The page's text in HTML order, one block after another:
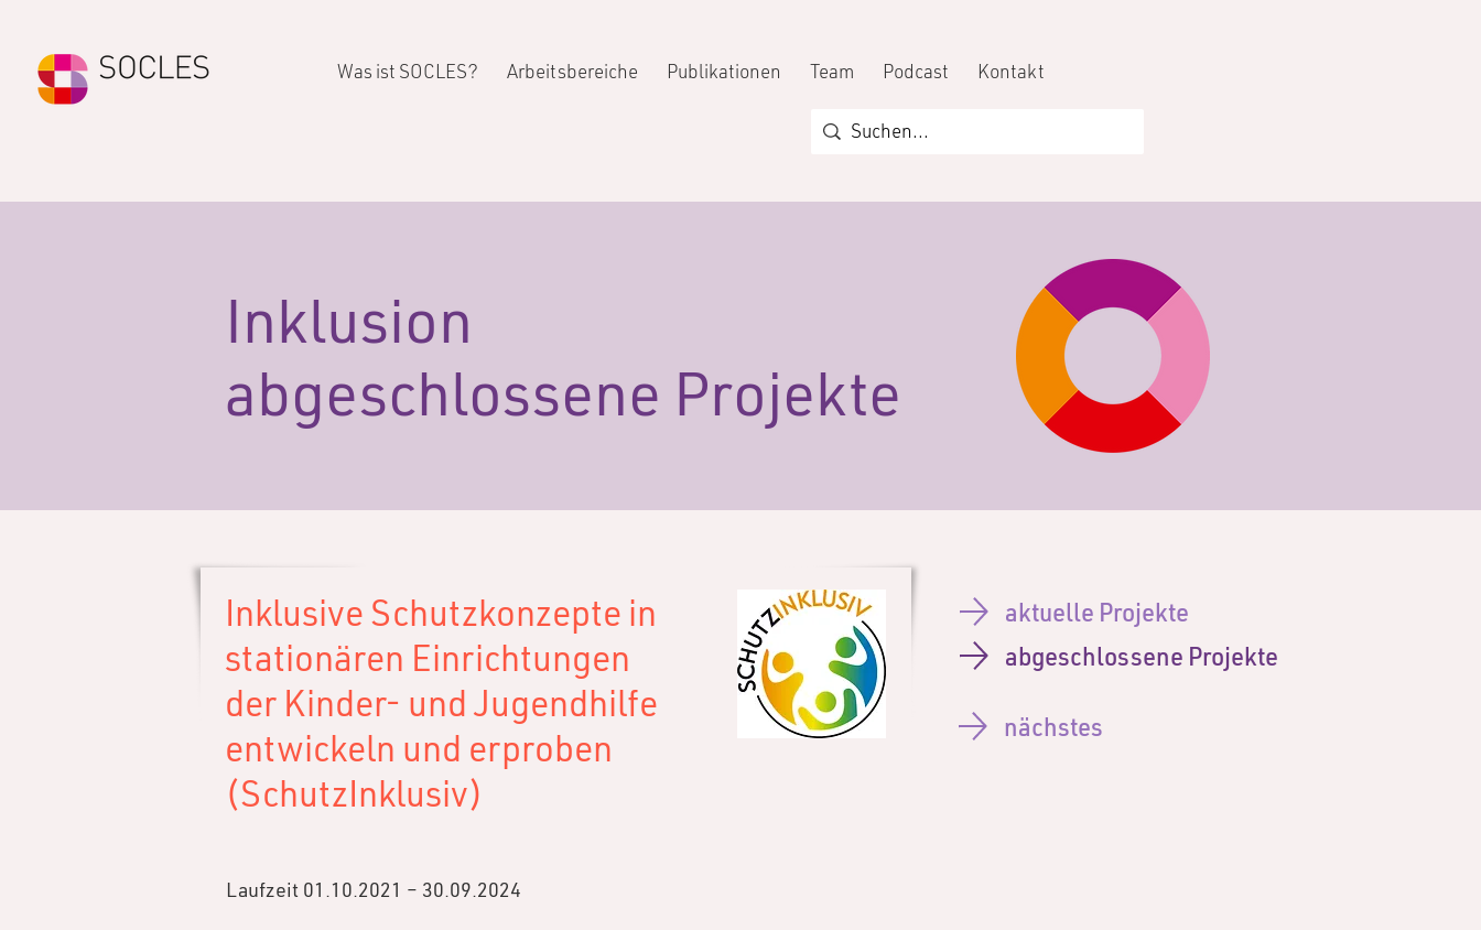
Was ist SOCLES? Arbeitsbereiche Publikationen Team Podcast Kontakt
Inklusion
abgeschlossene Projekte
Inklusive Schutzkonzepte in
stationären Einrichtungen
der Kinder- und Jugendhilfe
entwickeln und erproben
(SchutzInklusiv)
Laufzeit 01.10.2021 – 30.09.2024
aktuelle Projekte
abgeschlossene Projekte
nächstes